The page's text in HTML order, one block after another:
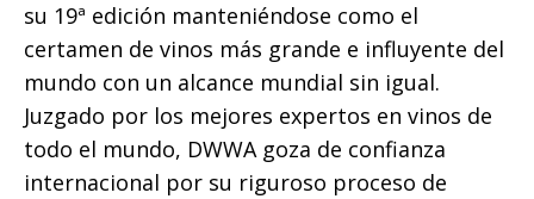
su 19ª edición manteniéndose como el
certamen de vinos más grande e influyente del
mundo con un alcance mundial sin igual.
Juzgado por los mejores expertos en vinos de
todo el mundo, DWWA goza de confianza
internacional por su riguroso proceso de